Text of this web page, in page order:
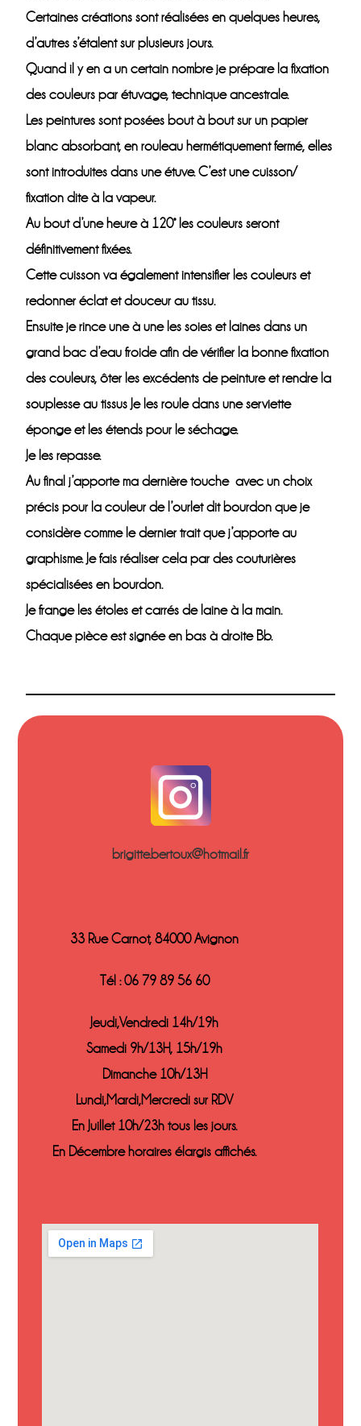
Certaines créations sont réalisées en quelques heures,
d’autres s’étalent sur plusieurs jours.
Quand il y en a un certain nombre je prépare la fixation
des couleurs par étuvage, technique ancestrale.
Les peintures sont posées bout à bout sur un papier
blanc absorbant, en rouleau hermétiquement fermé, elles
sont introduites dans une étuve. C’est une cuisson/
fixation dite à la vapeur.
Au bout d’une heure à 120° les couleurs seront
définitivement fixées.
Cette cuisson va également intensifier les couleurs et
redonner éclat et douceur au tissu.
Ensuite je rince une à une les soies et laines dans un
grand bac d’eau froide afin de vérifier la bonne fixation
des couleurs, ôter les excédents de peinture et rendre la
souplesse au tissus Je les roule dans une serviette
éponge et les étends pour le séchage.
Je les repasse.
Au final j’apporte ma dernière touche avec un choix
précis pour la couleur de l’ourlet dit bourdon que je
considère comme le dernier trait que j’apporte au
graphisme. Je fais réaliser cela par des couturières
spécialisées en bourdon.
Je frange les étoles et carrés de laine à la main.
Chaque pièce est signée en bas à droite Bb.
brigitte.bertoux@hotmail.fr
33 Rue Carnot, 84000 Avignon
Tél : 06 79 89 56 60
Jeudi,Vendredi 14h/19h
Samedi 9h/13H, 15h/19h
Dimanche 10h/13H
Lundi,Mardi,Mercredi sur RDV
En Juillet 10h/23h tous les jours.
En Décembre horaires élargis affichés.